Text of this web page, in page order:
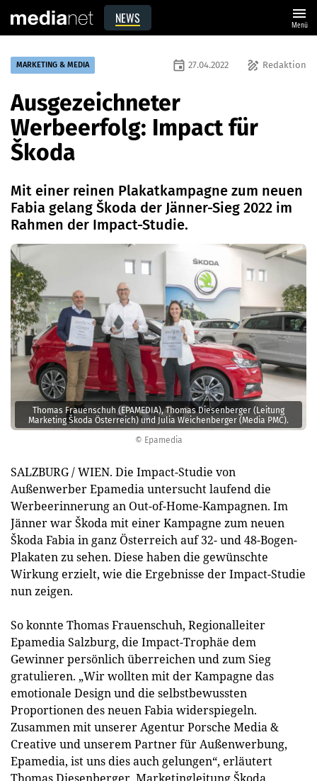
NEWS menu
Menü
© Epamedia
Thomas Frauenschuh (EPAMEDIA), Thomas Diesenberger (Leitung
Marketing Škoda Österreich) und Julia Weichenberger (Media PMC).
MARKETING & MEDIA draw Redaktion
event 27.04.2022
Ausgezeichneter
Werbeerfolg: Impact für
Škoda
Mit einer reinen Plakatkampagne zum neuen
Fabia gelang Škoda der Jänner-Sieg 2022 im
Rahmen der Impact-Studie.
SALZBURG / WIEN. Die Impact-Studie von
Außenwerber Epamedia untersucht laufend die
Werbeerinnerung an Out-of-Home-Kampagnen. Im
Jänner war Škoda mit einer Kampagne zum neuen
Škoda Fabia in ganz Österreich auf 32- und 48-Bogen-
Plakaten zu sehen. Diese haben die gewünschte
Wirkung erzielt, wie die Ergebnisse der Impact-Studie
nun zeigen.
So konnte Thomas Frauenschuh, Regionalleiter
Epamedia Salzburg, die Impact-Trophäe dem
Gewinner persönlich überreichen und zum Sieg
gratulieren. „Wir wollten mit der Kampagne das
emotionale Design und die selbstbewussten
Proportionen des neuen Fabia widerspiegeln.
Zusammen mit unserer Agentur Porsche Media &
Creative und unserem Partner für Außenwerbung,
Epamedia, ist uns dies auch gelungen“, erläutert